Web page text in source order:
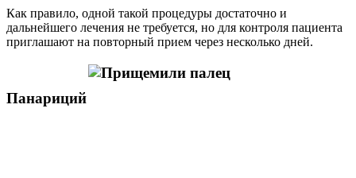
Как правило, одной такой процедуры достаточно и
дальнейшего лечения не требуется, но для контроля пациента
приглашают на повторный прием через несколько дней.
Панариций